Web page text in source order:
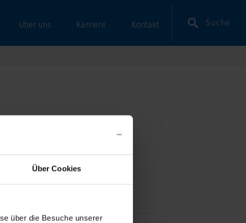
Über Cookies
über die Besuche unserer
Über uns Karriere Kontakt Suche